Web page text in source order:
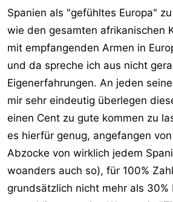
Spanien als "gefühltes Europa"
wie den gesamten afrikanischen
mit empfangenden Armen in
und da spreche ich aus nicht
Eigenerfahrungen. An jeden
mir sehr eindeutig überlegen
einen Cent zu gute kommen zu
es hierfür genug, angefangen
Abzocke von wirklich jedem
woanders auch so), für 100%
grundsätzlich nicht mehr als 30%